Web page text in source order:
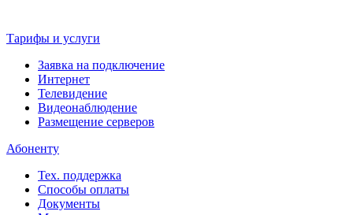
Тарифы и услуги
Заявка на подключение
Интернет
Телевидение
Видеонаблюдение
Размещение серверов
Абоненту
Тех. поддержка
Способы оплаты
Документы